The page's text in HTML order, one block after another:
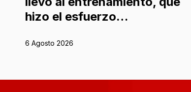
hizo el esfuerzo…
6 Agosto 2026